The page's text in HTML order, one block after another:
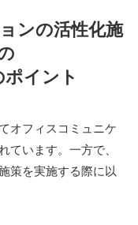
ンの活性化施
イント
オフィスコミュニケ
ています。一方で、
策を実施する際に以